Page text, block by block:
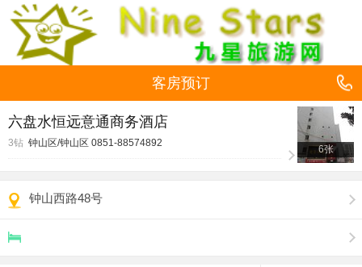
客房预订
六盘水恒远意通商务酒店
3钻 钟山区/钟山区 0851-88574892
6张
钟山西路48号